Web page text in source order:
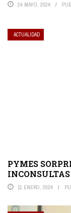
24 MAYO, 2024
ACTUALIDAD
PYMES
INCONSULTAS
11 ENERO, 2024